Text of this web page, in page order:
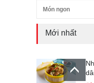
Món ngon
Mới nhất